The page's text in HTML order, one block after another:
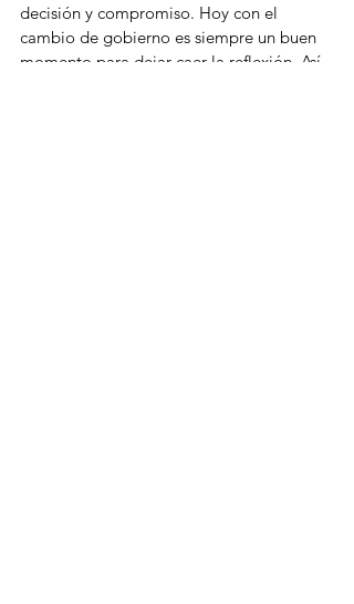
decisión y compromiso. Hoy con el
cambio de gobierno es siempre un buen
momento para dejar caer la reflexión. Así